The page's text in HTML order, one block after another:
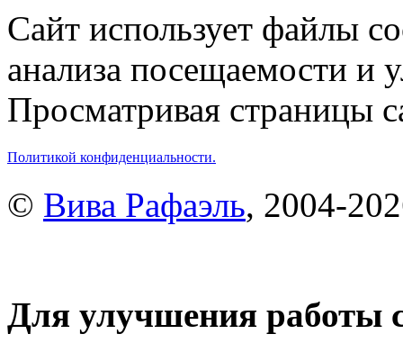
Сайт использует файлы
анализа посещаемости и
Просматривая страницы
Политикой конфиденциальности.
© Вива Рафаэль, 2004-
Для улучшения работы